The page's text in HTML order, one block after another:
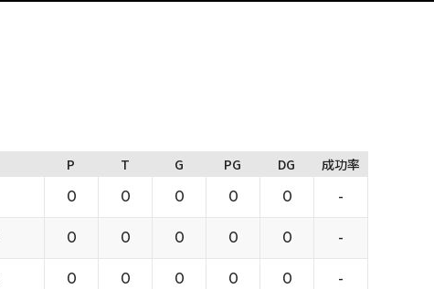
P T G PG DG 成功率
0 0 0 0 0 -
0 0 0 0 0 -
0 0 0 0 0 -